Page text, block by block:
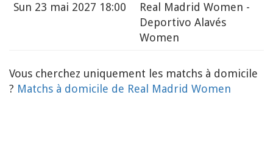
Sun 23 mai 2027 18:00
Real Madrid Women -
Deportivo Alavés
Women
Vous cherchez uniquement les matchs à domicile
? Matchs à domicile de Real Madrid Women